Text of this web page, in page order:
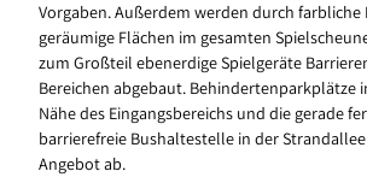
Vorgaben. Außerdem werden durch farbliche
geräumige Flächen im gesamten
zum Großteil ebenerdige Spielgeräte
Bereichen abgebaut. Behindertenparkplätze
Nähe des Eingangsbereichs und die gerade
barrierefreie Bushaltestelle in der
Angebot ab.